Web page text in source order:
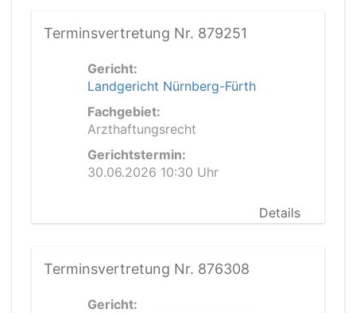
Terminsvertretung Nr. 879251
Gericht:
Landgericht Nürnberg-Fürth
Fachgebiet:
Arzthaftungsrecht
Gerichtstermin:
30.06.2026 10:30 Uhr
Details
Terminsvertretung Nr. 876308
Gericht: